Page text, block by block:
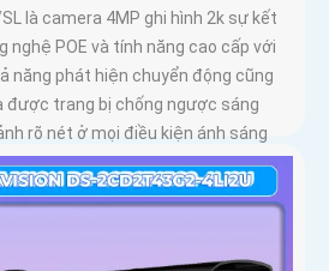
là camera 4MP ghi hình 2k sự kết
nghệ POE và tính năng cao cấp với
năng phát hiện chuyển động cũng
được trang bị chống ngược sáng
rõ nét ở mọi điều kiện ánh sáng